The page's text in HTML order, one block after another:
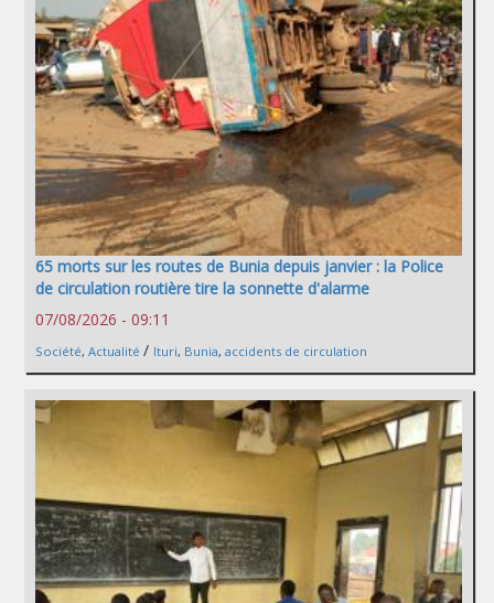
65 morts sur les routes de Bunia depuis janvier : la Police
de circulation routière tire la sonnette d'alarme
07/08/2026 - 09:11
Société, Actualité / Ituri, Bunia, accidents de circulation